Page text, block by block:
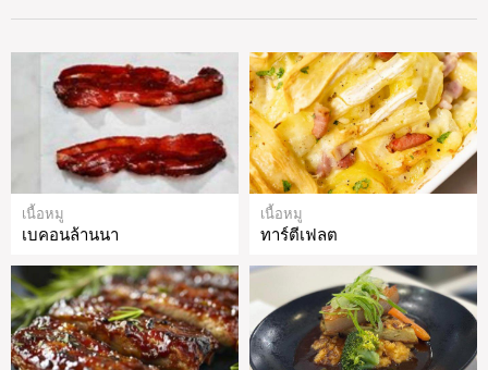
เนื้อหมู
เบคอนล้านนา
เนื้อหมู
ทาร์ตีเฟลต